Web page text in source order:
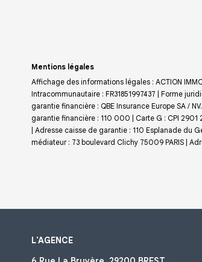
Mentions légales
Affichage des informations légales : ACTION
Intracommunautaire : FR31851997437 | Forme
garantie financière : QBE Insurance Europe SA /
garantie financière : 110 000 | Carte G : CPI
| Adresse caisse de garantie : 110 Esplanade du
médiateur : 73 boulevard Clichy 75009 PARIS |
L'AGENCE